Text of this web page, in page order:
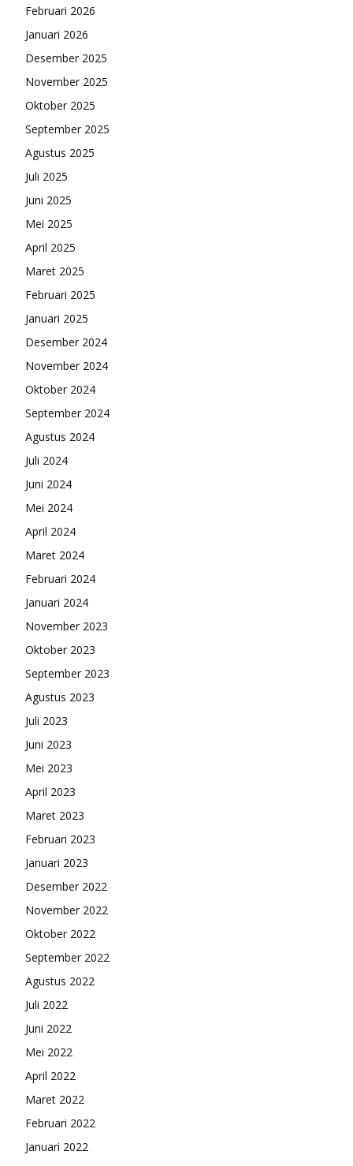
Februari 2026
Januari 2026
Desember 2025
November 2025
Oktober 2025
September 2025
Agustus 2025
Juli 2025
Juni 2025
Mei 2025
April 2025
Maret 2025
Februari 2025
Januari 2025
Desember 2024
November 2024
Oktober 2024
September 2024
Agustus 2024
Juli 2024
Juni 2024
Mei 2024
April 2024
Maret 2024
Februari 2024
Januari 2024
November 2023
Oktober 2023
September 2023
Agustus 2023
Juli 2023
Juni 2023
Mei 2023
April 2023
Maret 2023
Februari 2023
Januari 2023
Desember 2022
November 2022
Oktober 2022
September 2022
Agustus 2022
Juli 2022
Juni 2022
Mei 2022
April 2022
Maret 2022
Februari 2022
Januari 2022